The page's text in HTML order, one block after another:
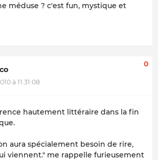
méduse ? c'est fun, mystique et
à 11:31:08
0
hautement littéraire dans la fin
aura spécialement besoin de rire,
viennent." me rappelle furieusement